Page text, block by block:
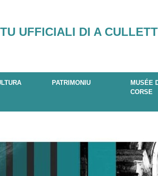
UFFICIALI DI A
PATRIMONIU
MUSÉE
CORSE